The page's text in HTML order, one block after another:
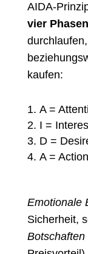
AIDA-
vier Phasen
kaufen:
A =
I =
D =
A =
Emotionale
Sicherheit,
Botschaften